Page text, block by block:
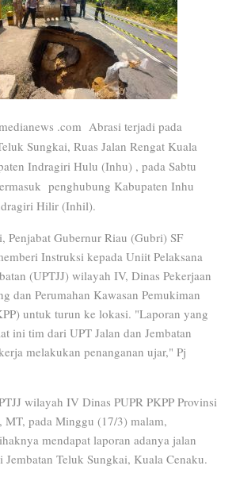
.com Abrasi terjadi pada
Sungkai, Ruas Jalan Rengat Kuala
Indragiri Hulu (Inhu) , pada Sabtu
penghubung Kabupaten Inhu
Hilir (Inhil).
Penjabat Gubernur Riau (Gubri) SF
Instruksi kepada Uniit Pelaksana
(UPTJJ) wilayah IV, Dinas Pekerjaan
dan Perumahan Kawasan Pemukiman
untuk turun ke lokasi. "Laporan yang
ini tim dari UPT Jalan dan Jembatan
melakukan penanganan ujar," Pj
wilayah IV Dinas PUPR PKPP Provinsi
MT, pada Minggu (17/3) malam,
mendapat laporan adanya jalan
Jembatan Teluk Sungkai, Kuala Cenaku.